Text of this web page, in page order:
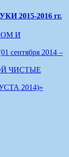
2016 гг.
И
2014 –
ЧИСТЫЕ
2014)»